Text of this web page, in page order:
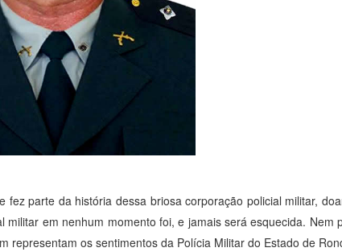
parte da história dessa briosa corporação policial militar,
em nenhum momento foi, e jamais será esquecida. Nem
os sentimentos da Polícia Militar do Estado de